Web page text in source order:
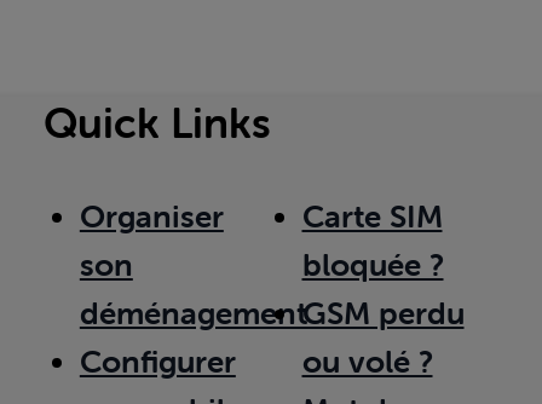
Quick Links
Organiser
son
déménagement
Configurer
Carte SIM
bloquée ?
GSM perdu
ou volé ?